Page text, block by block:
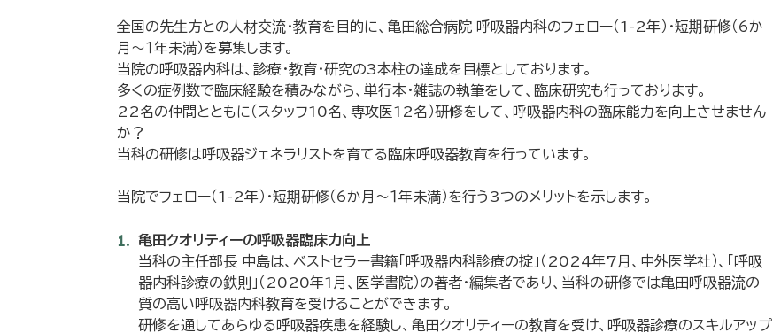
全国の先生方との人材交流・教育を目的に、亀田総合病院 呼吸器内科のフェロー（1-2年）・短期研修（6か
月～１年未満）を募集します。
当院の呼吸器内科は、診療・教育・研究の3本柱の達成を目標としております。
多くの症例数で臨床経験を積みながら、単行本・雑誌の執筆をして、臨床研究も行っております。
22名の仲間とともに（スタッフ10名、専攻医12名）研修をして、呼吸器内科の臨床能力を向上させません
か？
当科の研修は呼吸器ジェネラリストを育てる臨床呼吸器教育を行っています。
当院でフェロー（1-2年）・短期研修（6か月～１年未満）を行う3つのメリットを示します。
亀田クオリティーの呼吸器臨床力向上
当科の主任部長 中島は、ベストセラー書籍「呼吸器内科診療の掟」（2024年7月、中外医学社）、「呼吸
器内科診療の鉄則」（2020年1月、医学書院）の著者・編集者であり、当科の研修では亀田呼吸器流の
質の高い呼吸器内科教育を受けることができます。
研修を通してあらゆる呼吸器疾患を経験し、亀田クオリティーの教育を受け、呼吸器診療のスキルアップ